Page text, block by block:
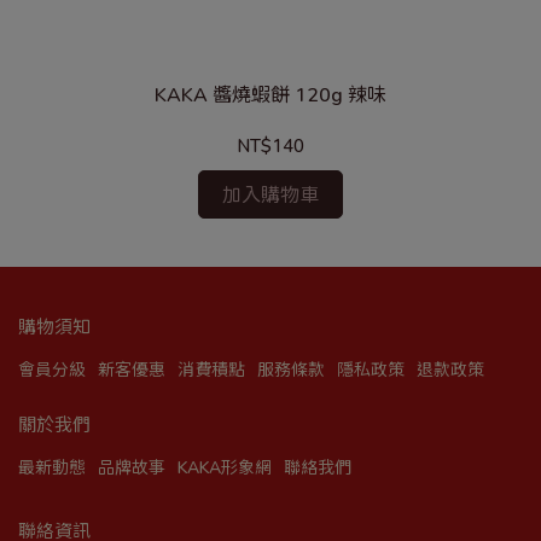
KAKA 醬燒蝦餅 120g 辣味
NT$140
加入購物車
購物須知
會員分級 新客優惠 消費積點 服務條款 隱私政策 退款政策
關於我們
最新動態 品牌故事 KAKA形象網 聯絡我們
聯絡資訊